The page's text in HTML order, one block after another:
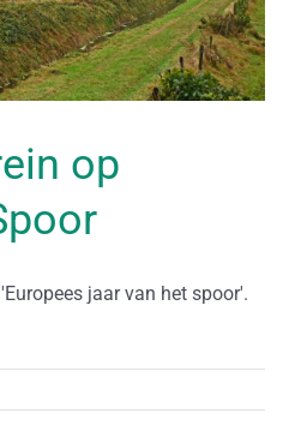
op
jaar van het spoor'.